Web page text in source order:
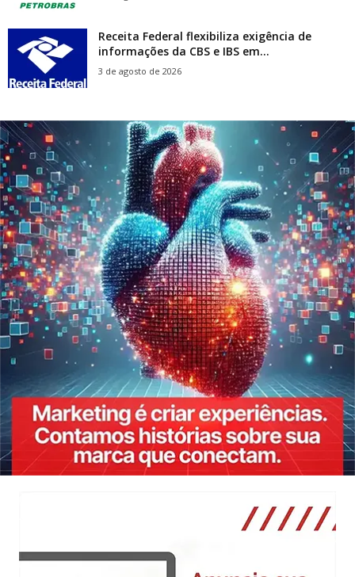
Receita Federal flexibiliza exigência de
informações da CBS e IBS em...
3 de agosto de 2026